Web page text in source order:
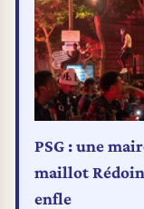
PSG : une
maillot
enfle